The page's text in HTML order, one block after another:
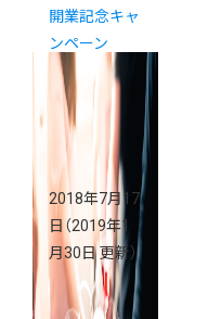
開業記念キャ
ンペーン
2018年7月17
日 （2019年1
月30日 更新）